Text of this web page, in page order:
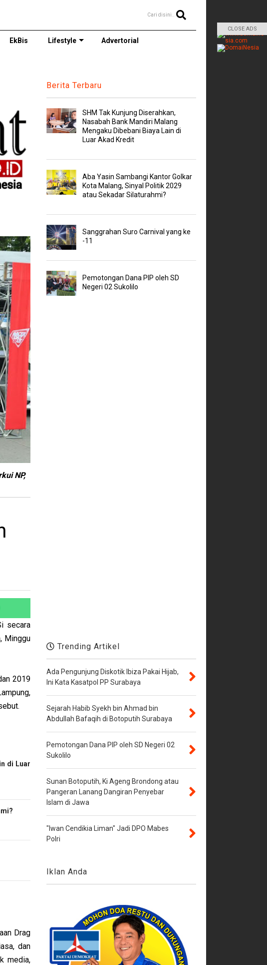
Cari disini..
EkBis Lifestyle Advertorial
NP,
secara
Minggu
2019
di Luar
Drag
dan
media,
Berita Terbaru
SHM Tak Kunjung Diserahkan,
Nasabah Bank Mandiri Malang
Mengaku Dibebani Biaya Lain di
Luar Akad Kredit
Aba Yasin Sambangi Kantor Golkar
Kota Malang, Sinyal Politik 2029
atau Sekadar Silaturahmi?
Sanggrahan Suro Carnival yang ke
-11
Pemotongan Dana PIP oleh SD
Negeri 02 Sukolilo
Trending Artikel
Ada Pengunjung Diskotik Ibiza Pakai Hijab,
Ini Kata Kasatpol PP Surabaya
Sejarah Habib Syekh bin Ahmad bin
Abdullah Bafaqih di Botoputih Surabaya
Pemotongan Dana PIP oleh SD Negeri 02
Sukolilo
Sunan Botoputih, Ki Ageng Brondong atau
Pangeran Lanang Dangiran Penyebar
Islam di Jawa
"Iwan Cendikia Liman" Jadi DPO Mabes
Polri
Iklan Anda
CLOSE ADS